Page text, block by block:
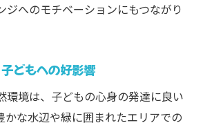
ジへのモチベーションにもつながり
どもへの好影響
環境は、子どもの心身の発達に良い
かな水辺や緑に囲まれたエリアでの